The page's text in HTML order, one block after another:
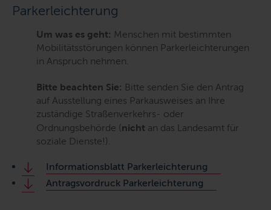
Parkerleichterung
Um was es geht: Menschen mit bestimmten
Mobilitätsstörungen können Parkerleichterungen
in Anspruch nehmen.
Bitte beachten Sie: Bitte senden Sie den Antrag
auf Ausstellung eines Parkausweises an Ihre
zuständige Straßenverkehrs- oder
Ordnungsbehörde (nicht an das Landesamt für
soziale Dienste!).
Informationsblatt Parkerleichterung
Antragsvordruck Parkerleichterung